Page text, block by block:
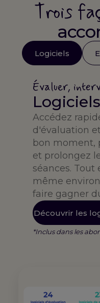
Trois
Logiciels
Évaluer,
Logiciels
Accédez
d'évaluation
bon moment,
et prolongez
séances. Tout
même
faire gagner
Découvrir les
*Inclus dans les